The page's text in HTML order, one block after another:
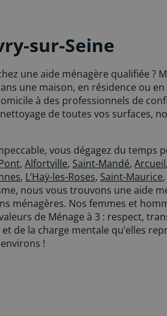
sur-Seine
une aide ménagère qualifiée ?
une maison, en résidence ou
à des professionnels de
de toutes vos surfaces,
vous dégagez du temps
, Alfortville, Saint-Mandé, Arcueil,
, L’Haÿ-les-Roses, Saint-Maurice
nous vous trouvons une aide
ménagères. Nos femmes et
de Ménage à 3 : respect,
de la charge mentale qu’elles
!